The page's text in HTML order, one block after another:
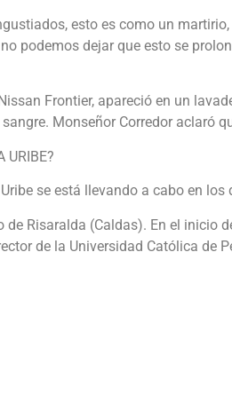
esto es como un
podemos dejar que esto se
Frontier, apareció en un
Monseñor Corredor aclaró
URIBE?
se está llevando a cabo en
Risaralda (Caldas). En el
de la Universidad Católica de